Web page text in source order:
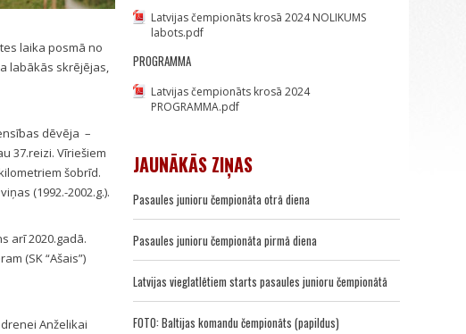
laika posmā no
labākās skrējējas,
dēvēja –
37.reizi. Vīriešiem
šobrīd.
(1992.-2002.g.).
arī 2020.gadā.
(SK “Ašais”)
Anželikai
Latvijas čempionāts krosā 2024 NOLIKUMS
labots.pdf
PROGRAMMA
Latvijas čempionāts krosā 2024
PROGRAMMA.pdf
JAUNĀKĀS ZIŅAS
Pasaules junioru čempionāta otrā diena
Pasaules junioru čempionāta pirmā diena
Latvijas vieglatlētiem starts pasaules junioru čempionātā
FOTO: Baltijas komandu čempionāts (papildus)